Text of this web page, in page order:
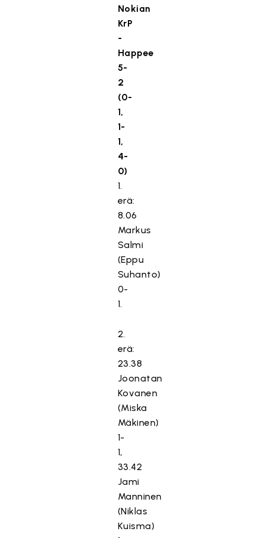
Nokian
KrP
-
Happee
5-
2
(0-
1,
1-
1,
4-
0)
1.
erä:
8.06
Markus
Salmi
(Eppu
Suhanto)
0-
1.
2.
erä:
23.38
Joonatan
Kovanen
(Miska
Mäkinen)
1-
1,
33.42
Jami
Manninen
(Niklas
Kuisma)